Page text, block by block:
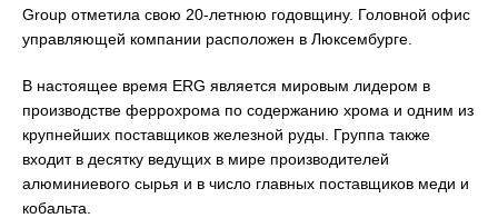
Group отметила свою 20-летнюю годовщину. Головной офис
управляющей компании расположен в Люксембурге.
В настоящее время ERG является мировым лидером в
производстве феррохрома по содержанию хрома и одним из
крупнейших поставщиков железной руды. Группа также
входит в десятку ведущих в мире производителей
алюминиевого сырья и в число главных поставщиков меди и
кобальта.